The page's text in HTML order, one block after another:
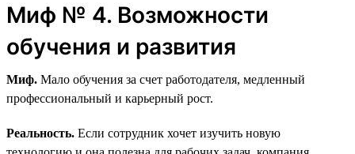
Миф № 4. Возможности
обучения и развития
Миф. Мало обучения за счет работодателя, медленный
профессиональный и карьерный рост.
Реальность. Если сотрудник хочет изучить новую